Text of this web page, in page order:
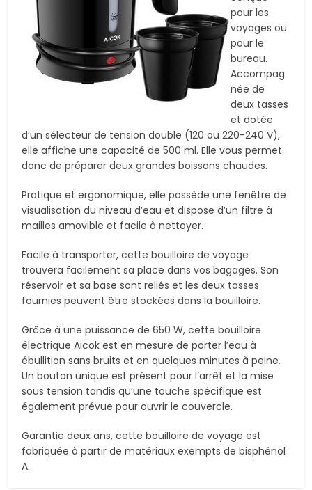
pour les
voyages ou
pour le
bureau.
Accompag
née de
deux tasses
et dotée
d’un sélecteur de tension double (120 ou 220-240 V),
elle affiche une capacité de 500 ml. Elle vous permet
donc de préparer deux grandes boissons chaudes.
Pratique et ergonomique, elle possède une fenêtre de
visualisation du niveau d’eau et dispose d’un filtre à
mailles amovible et facile à nettoyer.
Facile à transporter, cette bouilloire de voyage
trouvera facilement sa place dans vos bagages. Son
réservoir et sa base sont reliés et les deux tasses
fournies peuvent être stockées dans la bouilloire.
Grâce à une puissance de 650 W, cette bouilloire
électrique Aicok est en mesure de porter l’eau à
ébullition sans bruits et en quelques minutes à peine.
Un bouton unique est présent pour l’arrêt et la mise
sous tension tandis qu’une touche spécifique est
également prévue pour ouvrir le couvercle.
Garantie deux ans, cette bouilloire de voyage est
fabriquée à partir de matériaux exempts de bisphénol
A.